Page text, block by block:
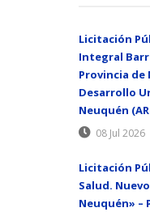
Licitación
Integral
Provincia de
Desarrollo
Neuquén
08 Jul 2026
Licitación
Salud.
Neuquén» –